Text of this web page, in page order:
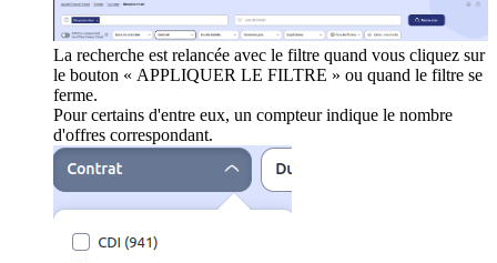
La recherche est relancée avec le filtre quand vous cliquez sur
le bouton « APPLIQUER LE FILTRE » ou quand le filtre se
ferme.
Pour certains d'entre eux, un compteur indique le nombre
d'offres correspondant.